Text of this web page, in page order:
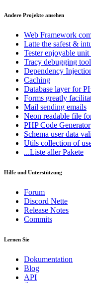
Andere Projekte ansehen
Web Framework
Latte the safest &
Testerenjoyable
Tracy debugging
Dependency
Caching
Database layer for
Forms greatly
Mail sending emails
Neon readable file
PHP Code Generator
Schema user data
Utils collection of
...Liste aller Pakete
Hilfe und Unterstützung
Forum
Discord Nette
Release Notes
Commits
Lernen Sie
Dokumentation
Blog
API